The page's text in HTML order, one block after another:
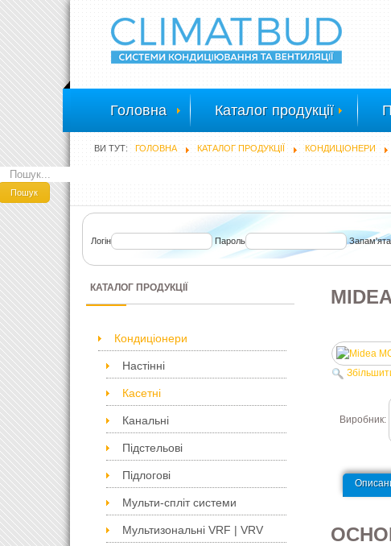
Головна Каталог продукції
ВИ ТУТ: ГОЛОВНА КАТАЛОГ ПРОДУКЦІЇ КОНДИЦІОНЕРИ
Пошук
Логін Пароль
КАТАЛОГ ПРОДУКЦІЇ
Кондиціонери
Настінні
Касетні
Канальні
Підстельові
Підлогові
Мульти-спліт системи
Мультизональні VRF | VRV
Виробник: